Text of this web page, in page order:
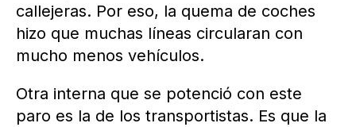
callejeras. Por eso, la quema de coches
hizo que muchas líneas circularan con
mucho menos vehículos.
Otra interna que se potenció con este
paro es la de los transportistas. Es que la